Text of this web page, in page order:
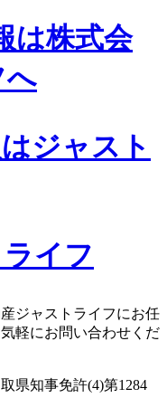
ジャスト
イフ
ジャストライフにお任
軽にお問い合わせくだ
県知事免許(4)第1284